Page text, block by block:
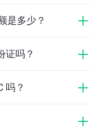
率，没有隐藏费用，
是多少？
大多数情况下，最低
证吗？
Pro并完成验证，
吗？
支持多链桥功能，用